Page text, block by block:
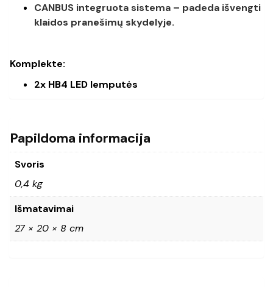
CANBUS integruota sistema – padeda išvengti
klaidos pranešimų skydelyje.
Komplekte:
2x HB4 LED lemputės
Papildoma informacija
Svoris
0,4 kg
Išmatavimai
27 × 20 × 8 cm